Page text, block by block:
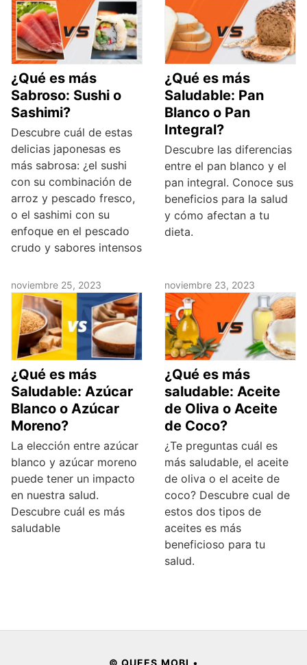
¿Qué es más
Sabroso: Sushi o
Sashimi?
Descubre cuál de estas
delicias japonesas es
más sabrosa: ¿el sushi
con su combinación de
arroz y pescado fresco,
o el sashimi con su
enfoque en el pescado
crudo y sabores intensos
¿Qué es más
Saludable: Pan
Blanco o Pan
Integral?
Descubre las diferencias
entre el pan blanco y el
pan integral. Conoce sus
beneficios para la salud
y cómo afectan a tu
dieta.
noviembre 25, 2023
¿Qué es más
Saludable: Azúcar
Blanco o Azúcar
Moreno?
La elección entre azúcar
blanco y azúcar moreno
puede tener un impacto
en nuestra salud.
Descubre cuál es más
saludable
noviembre 23, 2023
¿Qué es más
saludable: Aceite
de Oliva o Aceite
de Coco?
¿Te preguntas cuál es
más saludable, el aceite
de oliva o el aceite de
coco? Descubre cual de
estos dos tipos de
aceites es más
beneficioso para tu
salud.
© QUEES.MOBI •